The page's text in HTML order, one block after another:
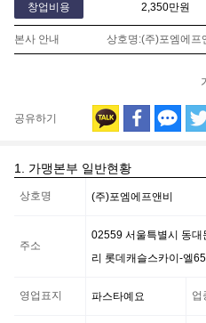
창업비용 2,350만원
본사 안내 상호명:(주)포엠에프
공유하기
1. 가맹본부 일반현황
맹
일
황
상호명 (주)포엠에프앤비
주소
02559 서울특별시 동
리 롯데캐슬스카이-엘
영업표지 파스타예요 업